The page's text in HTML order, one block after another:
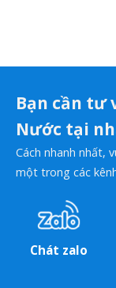
Bạn cần tư
Nước tại
Cách nhanh nhất,
một trong các
Chát zalo